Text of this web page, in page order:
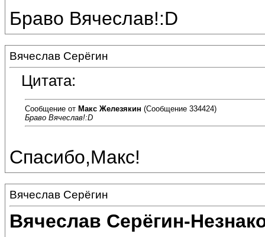
Браво Вячеслав!:D
Вячеслав Серёгин
Цитата:
Сообщение от Макс Железякин (Сообщение 334424)
Браво Вячеслав!:D
Спасибо,Макс!
Вячеслав Серёгин
Вячеслав Серёгин-